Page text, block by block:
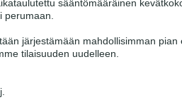
sääntömääräinen
perumaan.
järjestämään mahdollisimman pian
tilaisuuden uudelleen.